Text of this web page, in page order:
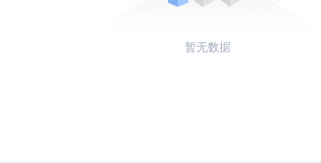
暂无数据